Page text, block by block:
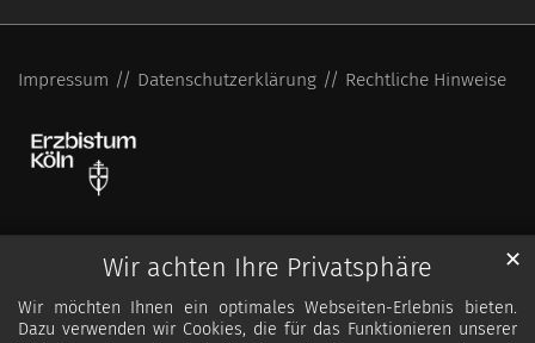
Wir achten Ihre Privatsphäre
Wir möchten Ihnen ein optimales Webseiten-Erlebnis bieten.
Dazu verwenden wir Cookies, die für das Funktionieren unserer
✕
Impressum Datenschutzerklärung Rechtliche Hinweise